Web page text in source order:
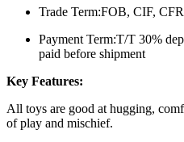
Trade Term:FOB, CIF,
Payment Term:T/T 30%
paid before shipment
Key Features:
All toys are good at hugging,
of play and mischief.